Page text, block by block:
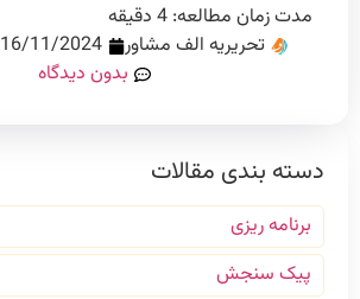
مدت زمان مطالعه: 4 دقیقه
تحریریه الف مشاور
16/11/2024
بدون دیدگاه
دسته بندی مقالات
برنامه ریزی
پیک سنجش